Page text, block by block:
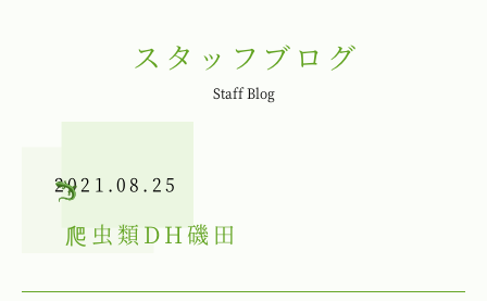
スタッフブログ
Staff Blog
2021.08.25
爬虫類 DH磯田